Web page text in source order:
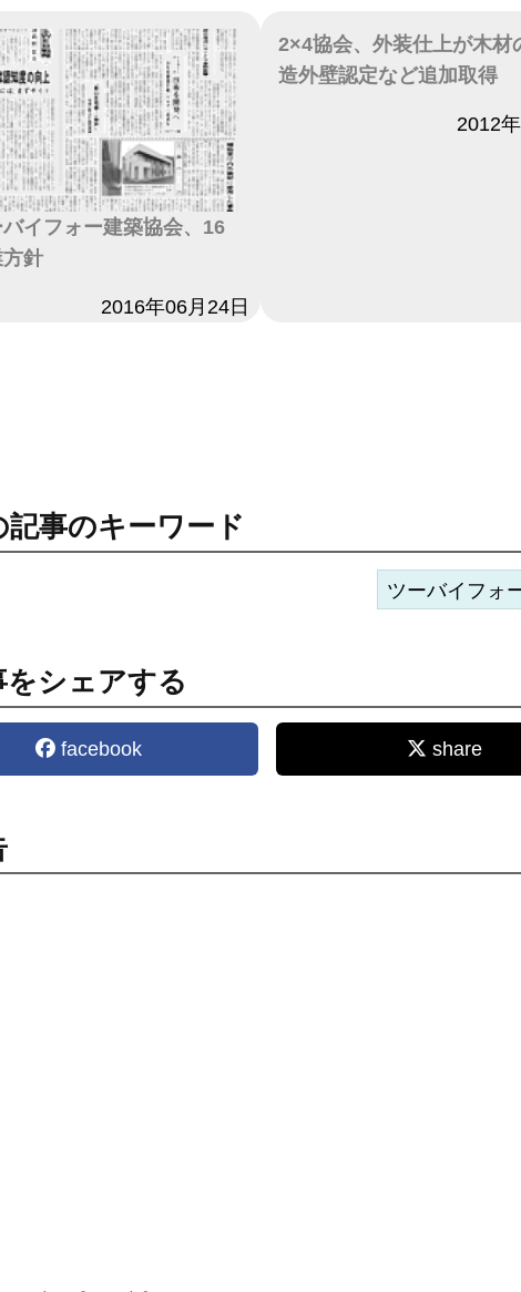
バイフォー建築協会、16
針
2016年06月24日
2×4協会、外装仕上が木材
造外壁認定など追加取得
2012
記事のキーワード
ツーバイフォ
をシェアする
facebook share